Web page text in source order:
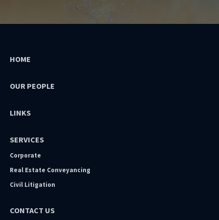
HOME
OUR PEOPLE
LINKS
SERVICES
Corporate
Real Estate Conveyancing
Civil Litigation
CONTACT US